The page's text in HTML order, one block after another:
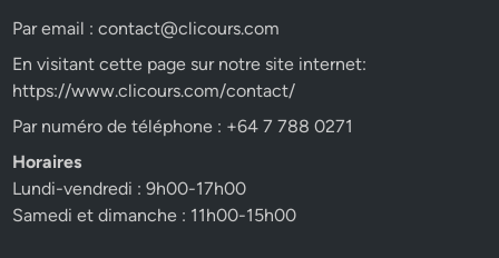
Par email :contact@clicours.com
En visitant cette page sur notre site internet:
https://www.clicours.com/contact/
Par numéro de téléphone : +64 7 788 0271
Horaires
Lundi-vendredi : 9h00-17h00
Samedi et dimanche : 11h00-15h00